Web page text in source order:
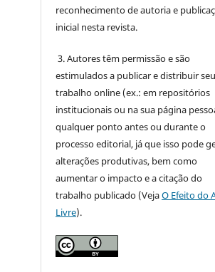
reconhecimento de autoria e
inicial nesta revista.
3. Autores têm permissão e são
estimulados a publicar e distribuir seu
trabalho online (ex.: em repositórios
institucionais ou na sua página
qualquer ponto antes ou durante o
processo editorial, já que isso pode
alterações produtivas, bem como
aumentar o impacto e a citação do
trabalho publicado (VejaO Efeito do
Livre).